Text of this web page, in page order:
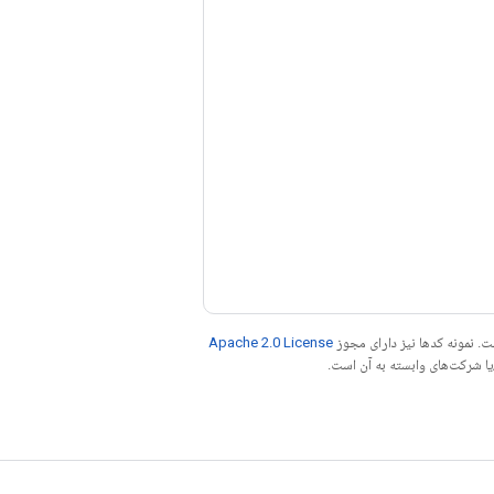
نمونه کدها نیز دارای مجوز Apache 2.0 License